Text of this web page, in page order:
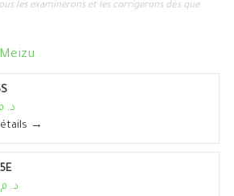
les examinerons et les corrigerons dès que
Meizu
د.
→
د. م.2,405.00